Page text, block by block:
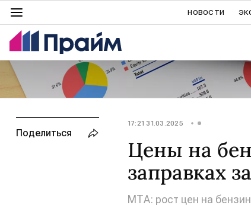
НОВОСТИ
17:21 31.03.2025
Цены на
заправках
МТА: рост цен на
Поделиться